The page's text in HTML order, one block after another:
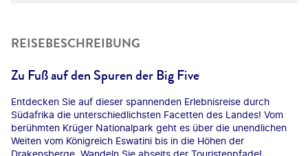
REISEBESCHREIBUNG
Zu Fuß auf den Spuren der Big Five
Entdecken Sie auf dieser spannenden Erlebnisreise durch
Südafrika die unterschiedlichsten Facetten des Landes! Vom
berühmten Krüger Nationalpark geht es über die unendlichen
Weiten vom Königreich Eswatini bis in die Höhen der
Drakensberge. Wandeln Sie abseits der Touristenpfade!